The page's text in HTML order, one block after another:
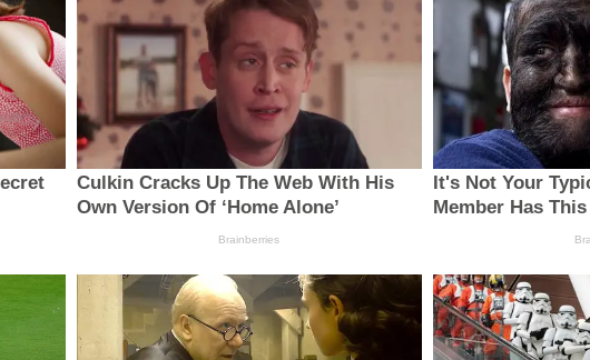
Culkin Cracks Up The Web With His
Own Version Of ‘Home Alone’
Brainberries
It's Not Your
Member Has